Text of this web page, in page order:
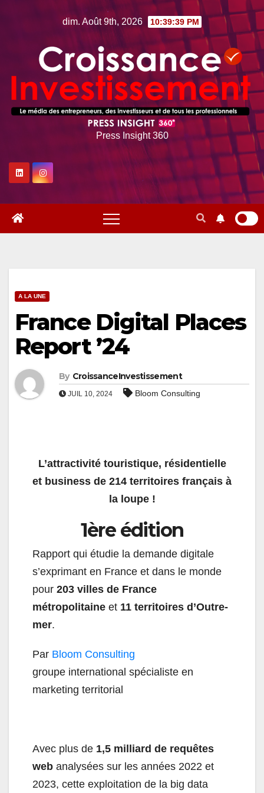
dim. Août 9th, 2026 10:39:40 PM
Press Insight 360
A LA UNE
France Digital Places
Report ’24
By CroissanceInvestissement
JUIL 10, 2024 Bloom Consulting
L’attractivité touristique, résidentielle
et business de 214 territoires français à
la loupe !
1ère édition
Rapport qui étudie la demande digitale
s’exprimant en France et dans le monde
pour 203 villes de France
métropolitaine et 11 territoires d’Outre-
mer.
Par Bloom Consulting
groupe international spécialiste en
marketing territorial
Avec plus de 1,5 milliard de requêtes
web analysées sur les années 2022 et
2023, cette exploitation de la big data